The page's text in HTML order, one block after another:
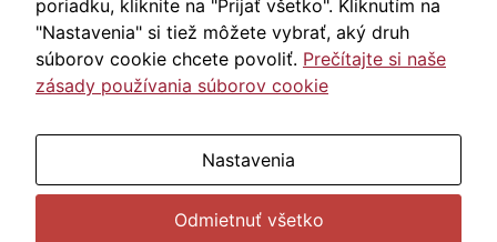
Momentálne nie je v prevádzke.
ÚZ ŠDaJ, Bernolákova 1, 811 07 Bratislava
Zmeniť nastavenia cookies|Vyhlásenie o
prístupnosti
poriadku, kliknite na "Prijať všetko". Kliknutím na
"Nastavenia" si tiež môžete vybrať, aký druh
súborov cookie chcete povoliť. Prečítajte si naše
zásady používania súborov cookie
Nastavenia
Odmietnuť všetko